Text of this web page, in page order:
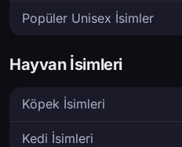
Popüler Unisex İsimler
Hayvan İsimleri
Köpek İsimleri
Kedi İsimleri